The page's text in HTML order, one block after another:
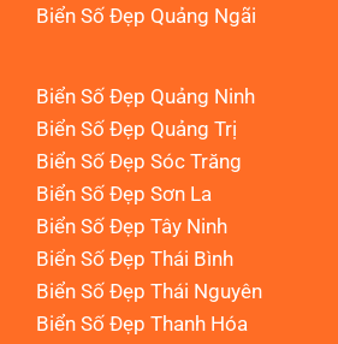
Biển Số Đẹp Quảng Ngãi
Biển Số Đẹp Quảng Ninh
Biển Số Đẹp Quảng Trị
Biển Số Đẹp Sóc Trăng
Biển Số Đẹp Sơn La
Biển Số Đẹp Tây Ninh
Biển Số Đẹp Thái Bình
Biển Số Đẹp Thái Nguyên
Biển Số Đẹp Thanh Hóa